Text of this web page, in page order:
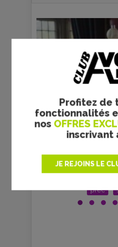
Profitez de
fonctionnalités
nos OFFRES
inscrivant
JE REJOINS LE
Copyright Focus
prec